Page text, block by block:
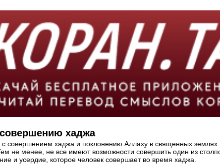
совершению хаджа
совершением хаджа и поклонению Аллаху в священных
не менее, не все имеют возможности совершить один из
и усердие, которое человек совершает во время хаджа.